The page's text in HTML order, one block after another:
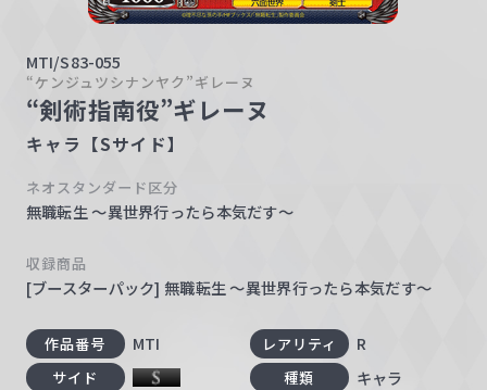
MTI/S83-055
“ケンジュツシナンヤク”ギレーヌ
“剣術指南役”ギレーヌ
キャラ【Sサイド】
ネオスタンダード区分
無職転生 ～異世界行ったら本気だす～
収録商品
[ブースターパック] 無職転生 ～異世界行ったら本気だす～
作品番号 MTI レアリティ R
サイド 種類 キャラ